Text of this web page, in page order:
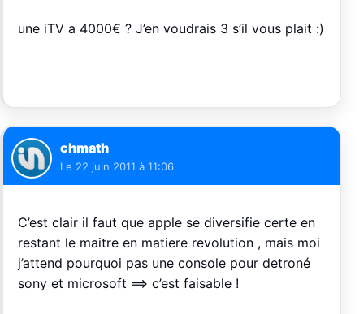
une iTV a 4000€ ? J’en voudrais 3 s’il vous plait :)
chmath
Le 22 juin 2011 à 11:06
C’est clair il faut que apple se diversifie certe en
restant le maitre en matiere revolution , mais moi
j’attend pourquoi pas une console pour detroné
sony et microsoft ==> c’est faisable !